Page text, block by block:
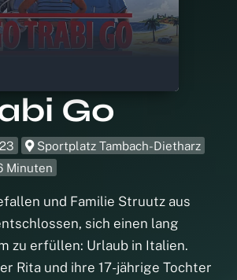
Go
Sportplatz Tambach-Dietharz
Minuten
und Familie Struutz aus
sich einen lang
zu erfüllen: Urlaub in Italien.
Rita und ihre 17-jährige Tochter